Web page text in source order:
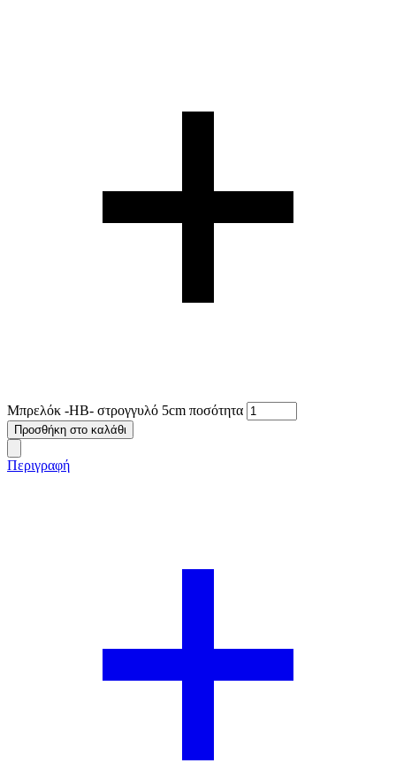
Μπρελόκ -HB- στρογγυλό 5cm ποσότητα
Προσθήκη στο καλάθι
Περιγραφή